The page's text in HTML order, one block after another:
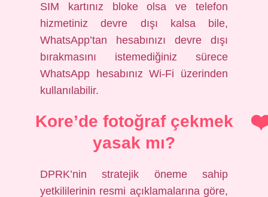
SIM kartınız bloke olsa ve telefon
hizmetiniz devre dışı kalsa bile,
WhatsApp’tan hesabınızı devre dışı
bırakmasını istemediğiniz sürece
WhatsApp hesabınız Wi-Fi üzerinden
kullanılabilir.
Kore’de fotoğraf çekmek
yasak mı?
DPRK’nin stratejik öneme sahip
yetkililerinin resmi açıklamalarına göre,